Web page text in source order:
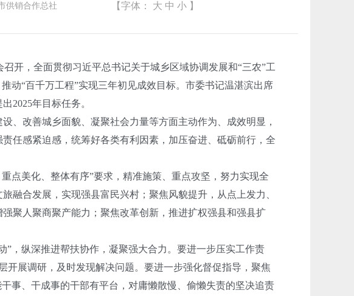
供销合作总社 【字体： 大 中 小 】
，全面贯彻习近平总书记关于城乡区域协调发展和“三农”工
动“百千万工程”实现三年初见成效目标。市委书记温湛滨出席
2025年目标任务。
改善城乡面貌、凝聚社会力量等方面主动作为、成效明显，
任感紧迫感，统筹好各类有利因素，加压奋进、砥砺前行，全
美化、整体有序”要求，精准施策、重点攻坚，努力实现全
融合发展，实现强县富民兴村；聚焦风貌提升，从点上发力、
聚人聚商聚产能力；聚焦改革创新，推进扩权强县和强县扩
纵深推进帮扶协作，凝聚强大合力。要进一步压实工作责
开展调研，及时发现解决问题。要进一步强化督促指导，聚焦
事、干成事的干部有平台，对庸懒散慢、偷懒失责的坚决追责